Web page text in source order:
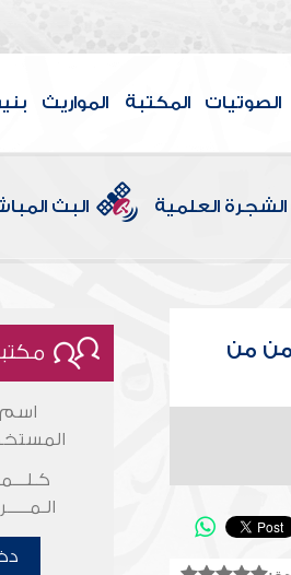
الصوتيات المكتبة المواريث
الشجرة العلمية البث
من
اسم